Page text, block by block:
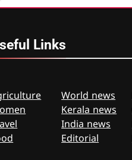
Links
World news
Kerala news
India news
Editorial